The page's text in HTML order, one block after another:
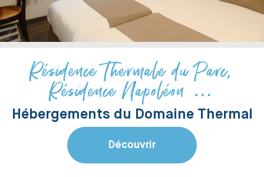
Résidence Thermale du Parc,
Résidence Napoléon …
Hébergements du Domaine Thermal
Découvrir